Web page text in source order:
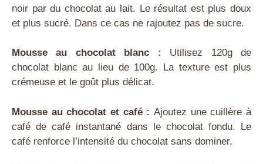
noir par du chocolat au lait. Le résultat est plus doux
et plus sucré. Dans ce cas ne rajoutez pas de sucre.
Mousse au chocolat blanc : Utilisez 120g de
chocolat blanc au lieu de 100g. La texture est plus
crémeuse et le goût plus délicat.
Mousse au chocolat et café : Ajoutez une cuillère à
café de café instantané dans le chocolat fondu. Le
café renforce l’intensité du chocolat sans dominer.